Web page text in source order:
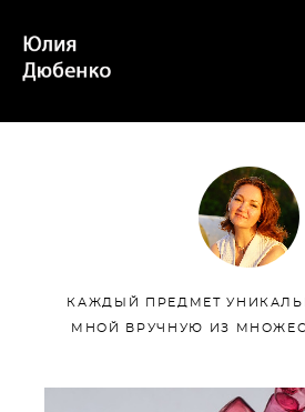
КАЖДЫЙ ПРЕДМЕТ
МНОЙ ВРУЧНУЮ ИЗ